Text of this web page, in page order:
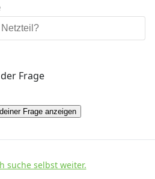
Frage
Frage anzeigen
suche selbst weiter.